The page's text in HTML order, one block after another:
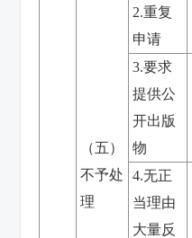
（五）
不予处
理
2.重复
申请
3.要求
提供公
开出版
物
4.无正
当理由
大量反